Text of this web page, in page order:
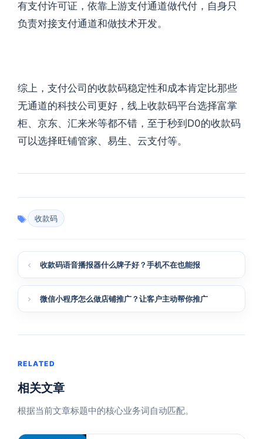
有支付许可证，依靠上游支付通道做代付，自身只
负责对接支付通道和做技术开发。
综上，支付公司的收款码稳定性和成本肯定比那些
无通道的科技公司更好，线上收款码平台选择富掌
柜、京东、汇来米等都不错，至于秒到D0的收款码
可以选择旺铺管家、易生、云支付等。
收款码
收款码语音播报器什么牌子好？手机不在也能报
微信小程序怎么做店铺推广？让客户主动帮你推广
RELATED
相关文章
根据当前文章标题中的核心业务词自动匹配。